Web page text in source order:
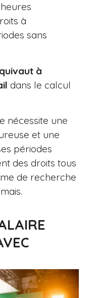
à
sans
à
dans le calcul
nécessite une
et une
périodes
des droits tous
de recherche